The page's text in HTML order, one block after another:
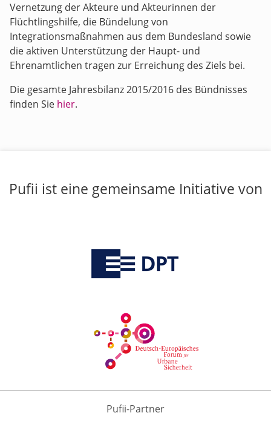
Vernetzung der Akteure und Akteurinnen der
Flüchtlingshilfe, die Bündelung von
Integrationsmaßnahmen aus dem Bundesland sowie
die aktiven Unterstützung der Haupt- und
Ehrenamtlichen tragen zur Erreichung des Ziels bei.
Die gesamte Jahresbilanz 2015/2016 des Bündnisses
finden Sie hier.
Pufii ist eine gemeinsame Initiative von
Pufii-Partner